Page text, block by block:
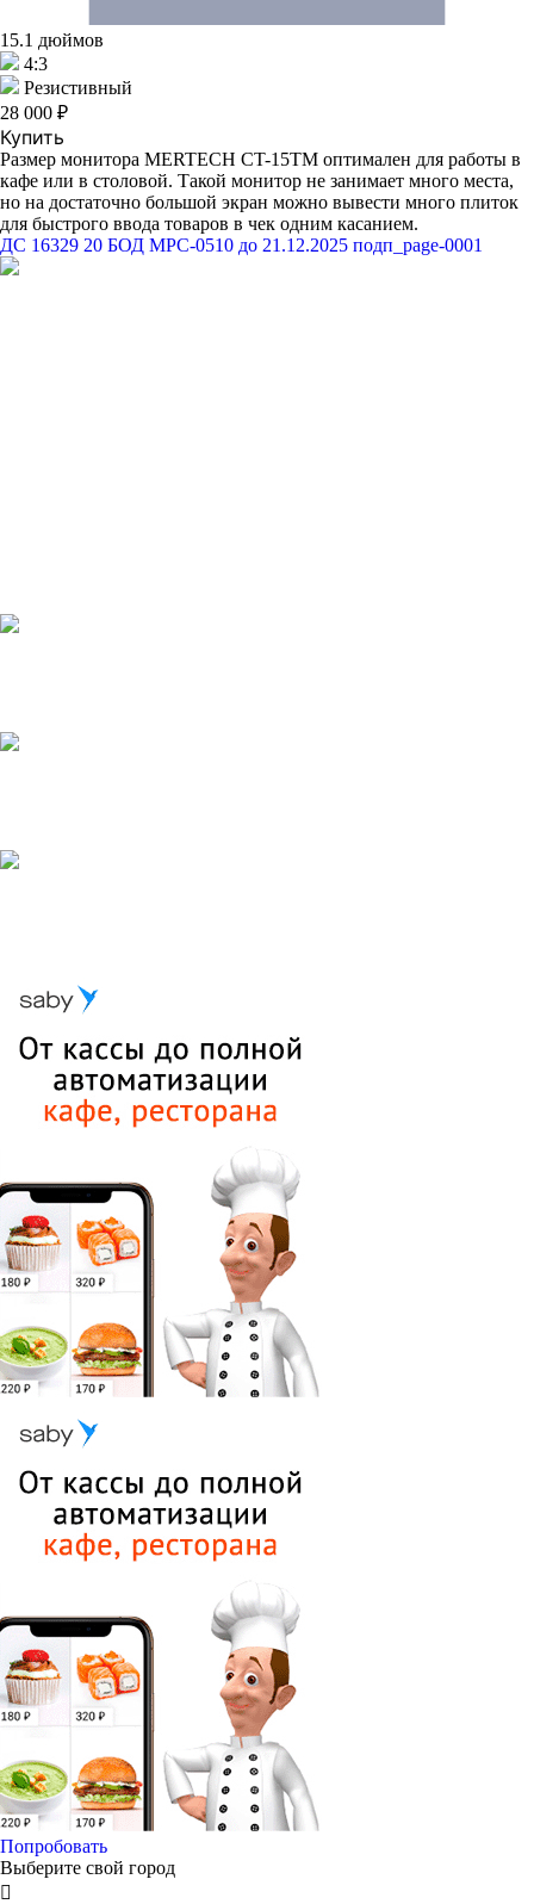
15.1 дюймов
4:3
Резистивный
28 000 ₽
Купить
Размер монитора MERTECH CT-15ТM оптимален для работы в
кафе или в столовой. Такой монитор не занимает много места,
но на достаточно большой экран можно вывести много плиток
для быстрого ввода товаров в чек одним касанием.
ДС 16329 20 БОД МРС-0510 до 21.12.2025 подп_page-0001
Попробовать
Выберите свой город
